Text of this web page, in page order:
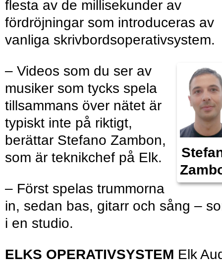
flesta av de millisekunder av
fördröjningar som introduceras av
vanliga skrivbordsoperativsystem.
– Videos som du ser av
musiker som tycks spela
tillsammans över nätet är
typiskt inte på riktigt,
berättar Stefano Zambon,
som är teknikchef på Elk.
– Först spelas trummorna
in, sedan bas, gitarr och sång –
i en studio.
ELKS OPERATIVSYSTEM Elk